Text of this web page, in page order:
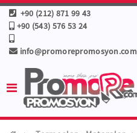
+90 (212) 871 99 43
+90 (543) 576 53 24
info@promorepromosyon.com